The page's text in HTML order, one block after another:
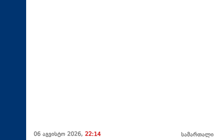
06 აგვისტო 2026, 22:14 სამართალი